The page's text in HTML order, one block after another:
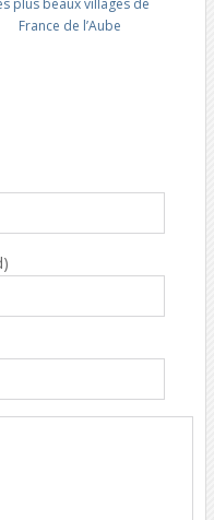
plus beaux villages de
France de l’Aube